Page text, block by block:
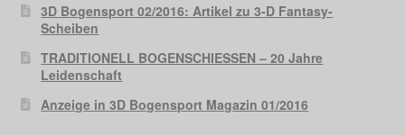
3D Bogensport 02/2016: Artikel zu 3-D Fantasy-
Scheiben
TRADITIONELL BOGENSCHIESSEN – 20 Jahre
Leidenschaft
Anzeige in 3D Bogensport Magazin 01/2016